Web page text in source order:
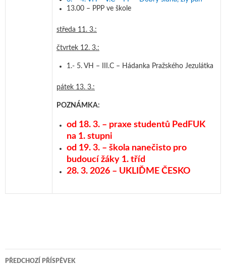
13.00 – PPP ve škole
středa 11. 3.:
čtvrtek 12. 3.:
1.- 5. VH – III.C – Hádanka Pražského Jezulátka
pátek 13. 3.:
POZNÁMKA:
od 18. 3. – praxe studentů PedFUK
na 1. stupni
od 19. 3. – škola nanečisto pro
budoucí žáky 1. tříd
28. 3. 2026 – UKL ĎME ČESKO
PŘEDCHOZÍ PŘÍSPĚVEK